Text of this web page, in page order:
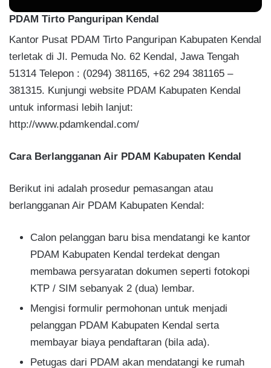
PDAM Tirto Panguripan Kendal
Kantor Pusat PDAM Tirto Panguripan Kabupaten Kendal
terletak di Jl. Pemuda No. 62 Kendal, Jawa Tengah
51314 Telepon : (0294) 381165, +62 294 381165 –
381315. Kunjungi website PDAM Kabupaten Kendal
untuk informasi lebih lanjut:
http://www.pdamkendal.com/
Cara Berlangganan Air PDAM Kabupaten Kendal
Berikut ini adalah prosedur pemasangan atau
berlangganan Air PDAM Kabupaten Kendal:
Calon pelanggan baru bisa mendatangi ke kantor
PDAM Kabupaten Kendal terdekat dengan
membawa persyaratan dokumen seperti fotokopi
KTP / SIM sebanyak 2 (dua) lembar.
Mengisi formulir permohonan untuk menjadi
pelanggan PDAM Kabupaten Kendal serta
membayar biaya pendaftaran (bila ada).
Petugas dari PDAM akan mendatangi ke rumah